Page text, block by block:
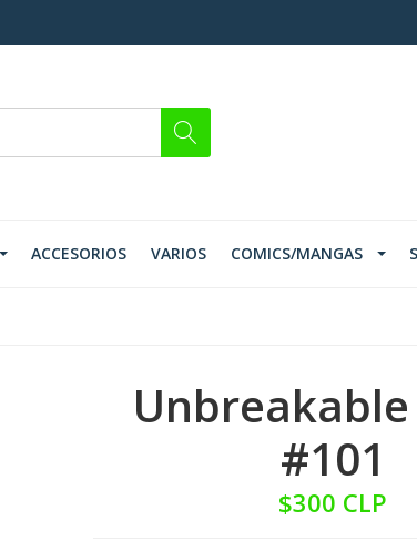
ACCESORIOS VARIOS COMICS/MANGAS
#101
$300 CLP